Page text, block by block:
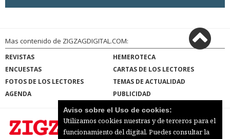
Mas contenido de ZIGZAGDIGITAL.COM:
REVISTAS
HEMEROTECA
ENCUESTAS
CARTAS DE LOS LECTORES
FOTOS DE LOS LECTORES
TEMAS DE ACTUALIDAD
AGENDA
PUBLICIDAD
Aviso sobre el Uso de cookies:
Utilizamos cookies nuestras y de terceros para el
funcionamiento del digital. Puedes consultar la